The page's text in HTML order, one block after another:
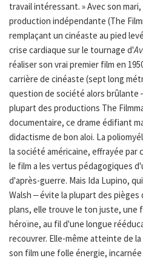
travail intéressant. » Avec son
production indépendante (The
remplaçant un cinéaste au pied
crise cardiaque sur le tournage d'
réaliser son vrai premier film en
carrière de cinéaste (sept long
question de société alors brûlante
plupart des productions The
documentaire, ce drame édifiant
didactisme de bon aloi. La
la société américaine, effrayée par
le film a les vertus pédagogiques
d'après-guerre. Mais Ida Lupino,
Walsh ‒ évite la plupart des
plans, elle trouve le ton juste, une
héroïne, au fil d'une longue
recouvrer. Elle-même atteinte de
son film une folle énergie,